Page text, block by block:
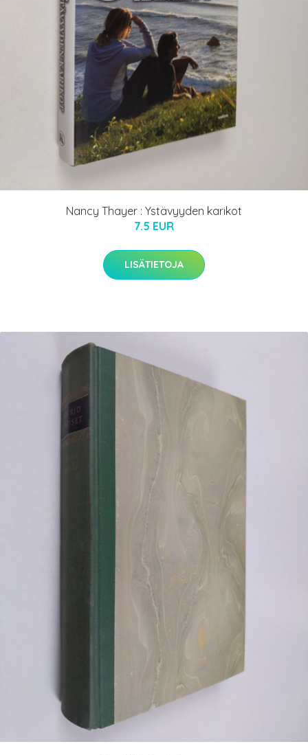
Nancy Thayer : Ystävyyden karikot
7.5 EUR
LISÄTIETOJA